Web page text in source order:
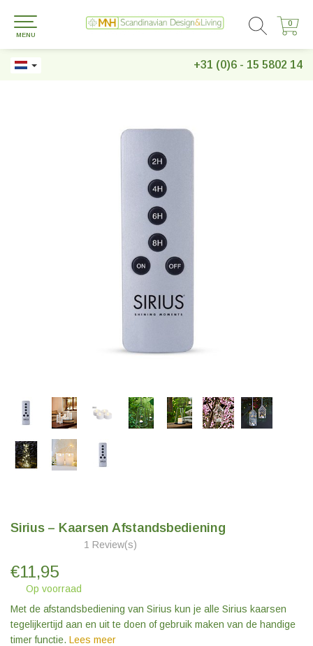
+31 (0)6 - 15 5802 14
0
0
MENU
Sirius – Kaarsen Afstandsbediening
1 Review(s)
€11,95
Op voorraad
Met de afstandsbediening van Sirius kun je alle Sirius kaarsen
tegelijkertijd aan en uit te doen of gebruik maken van de handige
timer functie. Lees meer